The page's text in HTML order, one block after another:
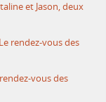
et Jason, deux
rendez-vous des
vous des